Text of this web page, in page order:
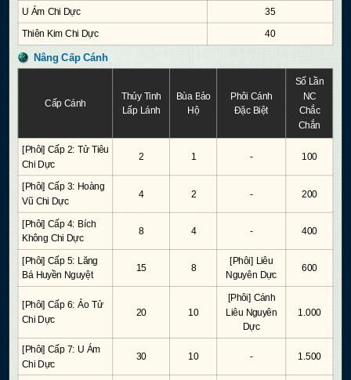
U Ám Chi Dực 35
Thiên Kim Chi Dực 40
Nâng Cấp Cánh
Cấp Cánh
Thủy Tinh
Lấp Lánh
Bùa Bảo
Hộ
Phôi Cánh
Đặc Biệt
Số Lần
NC
Chắc
Chắn
[Phôi] Cấp 2: Tử Tiêu
Chi Dực
2 1 - 100
[Phôi] Cấp 3: Hoàng
Vũ Chi Dực
4 2 - 200
[Phôi] Cấp 4: Bích
Không Chi Dực
8 4 - 400
[Phôi] Cấp 5: Lăng
Bá Huyền Nguyệt
15 8
[Phôi] Liêu
Nguyên Dực
600
[Phôi] Cấp 6: Ảo Tử
Chi Dực
20 10
[Phôi] Cánh
Liêu Nguyên
Dực
1.000
[Phôi] Cấp 7: U Ám
Chi Dực
30 10 - 1.500